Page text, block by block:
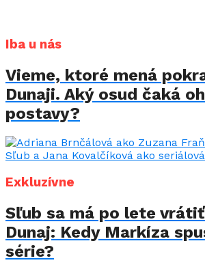
Iba u nás
Vieme, ktoré mená
Dunaji. Aký osud čaká
postavy?
Exkluzívne
Sľub sa má po lete
Dunaj: Kedy Markíza
série?